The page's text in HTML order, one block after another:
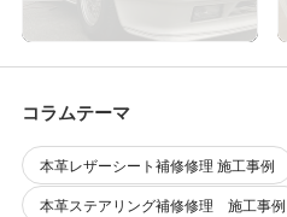
コラムテーマ
本革レザーシート補修修理 施工事例
本革ステアリング補修修理 施工事例